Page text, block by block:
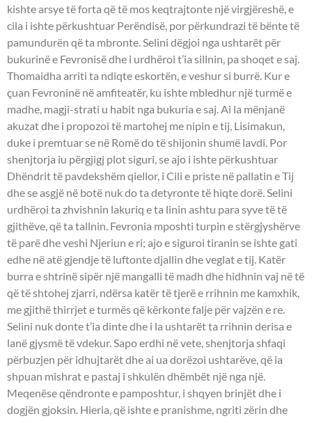
kishte arsye të forta që të mos keqtrajtonte një virgjëreshë, e
cila i ishte përkushtuar Perëndisë, por përkundrazi të bënte të
pamundurën që ta mbronte. Selini dëgjoi nga ushtarët për
bukurinë e Fevronisë dhe i urdhëroi t’ia sillnin, pa shoqet e saj.
Thomaidha arriti ta ndiqte eskortën, e veshur si burrë. Kur e
çuan Fevroninë në amfiteatër, ku ishte mbledhur një turmë e
madhe, magji-strati u habit nga bukuria e saj. Ai la mënjanë
akuzat dhe i propozoi të martohej me nipin e tij, Lisimakun,
duke i premtuar se në Romë do të shijonin shumë lavdi. Por
shenjtorja iu përgjigj plot siguri, se ajo i ishte përkushtuar
Dhëndrit të pavdekshëm qiellor, i Cili e priste në pallatin e Tij
dhe se asgjë në botë nuk do ta detyronte të hiqte dorë. Selini
urdhëroi ta zhvishnin lakuriq e ta linin ashtu para syve të të
gjithëve, që ta tallnin. Fevronia mposhti turpin e stërgjyshërve
të parë dhe veshi Njeriun e ri; ajo e siguroi tiranin se ishte gati
edhe në atë gjendje të luftonte djallin dhe veglat e tij. Katër
burra e shtrinë sipër një mangalli të madh dhe hidhnin vaj në të
që të shtohej zjarri, ndërsa katër të tjerë e rrihnin me kamxhik,
me gjithë thirrjet e turmës që kërkonte falje për vajzën e re.
Selini nuk donte t’ia dinte dhe i la ushtarët ta rrihnin derisa e
lanë gjysmë të vdekur. Sapo erdhi në vete, shenjtorja shfaqi
përbuzjen për idhujtarët dhe ai ua dorëzoi ushtarëve, që ia
shpuan mishrat e pastaj i shkulën dhëmbët një nga një.
Meqenëse qëndronte e pamposhtur, i shqyen brinjët dhe i
dogjën gjoksin. Hieria, që ishte e pranishme, ngriti zërin dhe